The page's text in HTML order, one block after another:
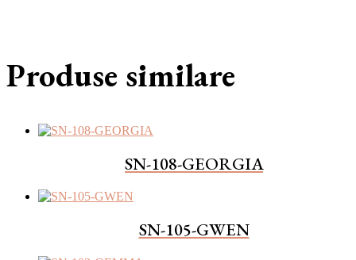
Produse similare
SN-108-GEORGIA
SN-105-GWEN